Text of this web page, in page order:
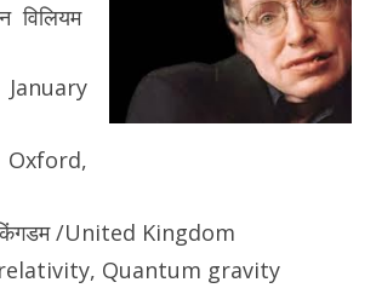
विलियम
Oxford,
/United Kingdom
Quantum gravity